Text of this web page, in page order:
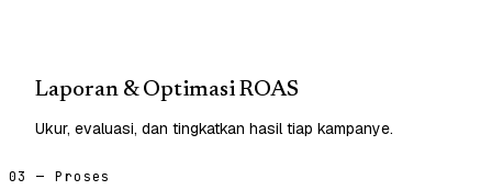
Laporan & Optimasi ROAS
Ukur, evaluasi, dan tingkatkan hasil tiap kampanye.
03 — Proses